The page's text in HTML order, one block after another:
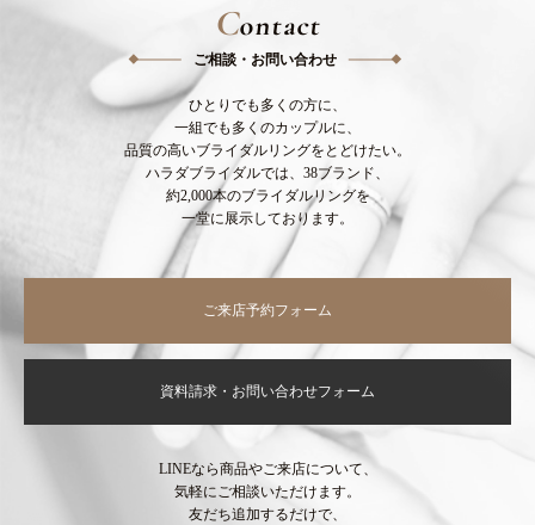
Contact
ご相談・お問い合わせ
ひとりでも多くの方に、
一組でも多くのカップルに、
品質の高いブライダルリングをとどけたい。
ハラダブライダルでは、38ブランド、
約2,000本のブライダルリングを
一堂に展示しております。
ご来店予約フォーム
資料請求・お問い合わせフォーム
LINEなら商品やご来店について、
気軽にご相談いただけます。
友だち追加するだけで、